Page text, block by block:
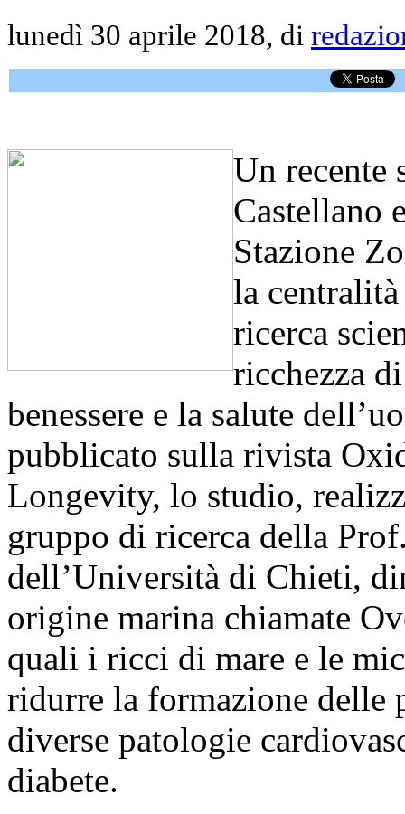
lunedì 30 aprile 2018, di
Un recente
Castellano
Stazione
la
ricerca
ricchezza
benessere e la salute
pubblicato sulla rivista
Longevity, lo studio,
gruppo di ricerca della
dell’Università di Chieti,
origine marina chiamate
quali i ricci di mare e le
ridurre la formazione delle
diverse patologie
diabete.